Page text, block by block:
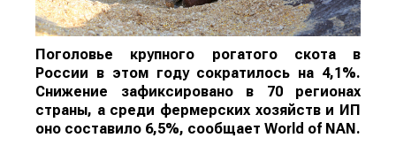
Поголовье крупного рогатого скота в
России в этом году сократилось на 4,1%.
Снижение зафиксировано в 70 регионах
страны, а среди фермерских хозяйств и ИП
оно составило 6,5%, сообщает World of NAN .